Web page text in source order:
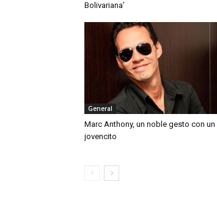
Bolivariana’
General
Marc Anthony, un noble gesto con un
jovencito